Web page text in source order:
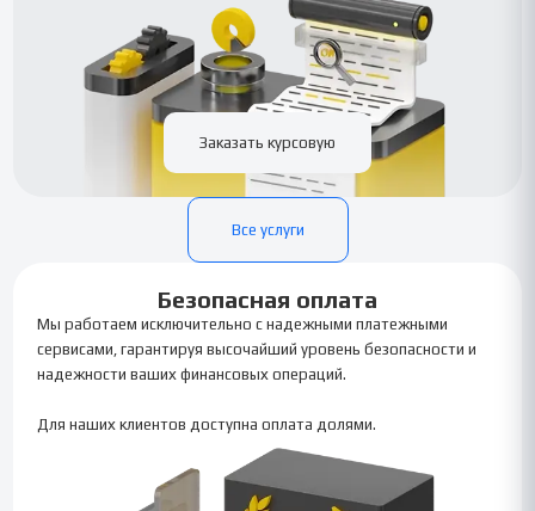
Заказать курсовую
Все услуги
Безопасная оплата
Мы работаем исключительно с надежными платежными
сервисами, гарантируя высочайший уровень безопасности и
надежности ваших финансовых операций.
Для наших клиентов доступна оплата долями.